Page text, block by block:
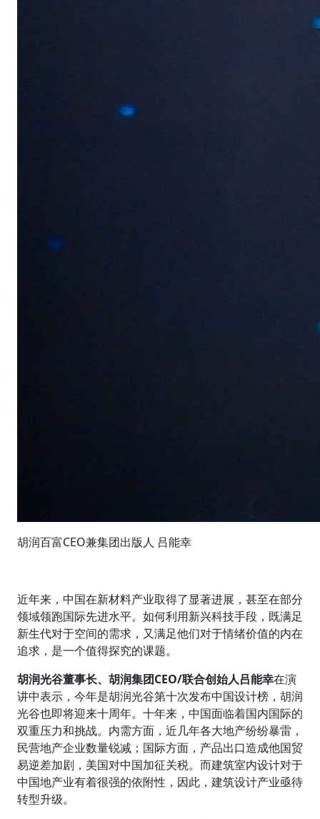
胡润百富CEO兼集团出版人 吕能幸
近年来，中国在新材料产业取得了显著进展，甚至在部分
领域领跑国际先进水平。如何利用新兴科技手段，既满足
新生代对于空间的需求，又满足他们对于情绪价值的内在
追求，是一个值得探究的课题。
胡润光谷董事长、胡润集团CEO/联合创始人吕能幸在演
讲中表示，今年是胡润光谷第十次发布中国设计榜，胡润
光谷也即将迎来十周年。十年来，中国面临着国内国际的
双重压力和挑战。内需方面，近几年各大地产纷纷暴雷，
民营地产企业数量锐减；国际方面，产品出口造成他国贸
易逆差加剧，美国对中国加征关税。而建筑室内设计对于
中国地产业有着很强的依附性，因此，建筑设计产业亟待
转型升级。